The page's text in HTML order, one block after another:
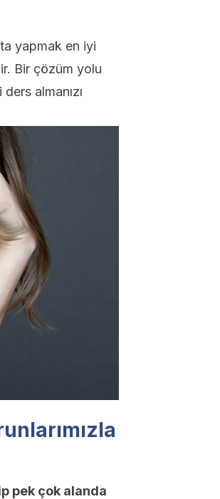
yapmak en iyi
Bir çözüm yolu
almanızı
pek çok alanda